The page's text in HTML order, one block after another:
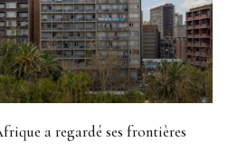
a regardé ses frontières